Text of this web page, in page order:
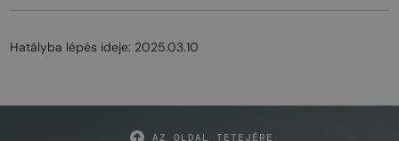
Hatályba lépés ideje: 2025.03.10
AZ OLDAL TETEJÉRE